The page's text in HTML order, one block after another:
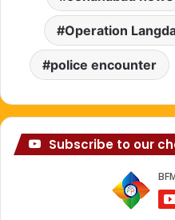
Operation
police encounter
Subscribe to our